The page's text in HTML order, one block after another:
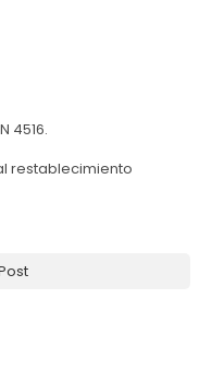
4516.
restablecimiento